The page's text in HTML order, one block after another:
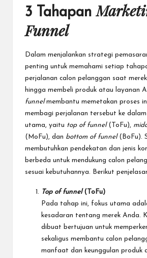
3 Tahapan
Funnel
Dalam menjalankan strategi
penting untuk memahami setiap
perjalanan calon pelanggan saat
hingga membeli produk atau layanan
funnelmembantu memetakan proses
membagi perjalanan tersebut ke
utama, yaitu top of funnel(ToFu),
(MoFu), dan bottom of funnel(BoFu).
membutuhkan pendekatan dan jenis
berbeda untuk mendukung calon
sesuai kebutuhannya. Berikut
Top of funnel(ToFu)
Pada tahap ini, fokus utama
kesadaran tentang merek Anda.
dibuat bertujuan untuk
sekaligus membantu calon
manfaat dan keunggulan produk